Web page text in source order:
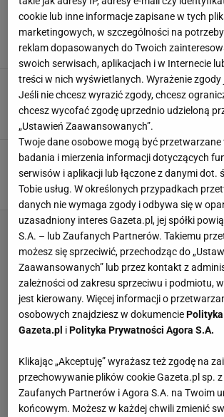
Legenda wskazuje palcem:
Australian Open
Szymon Mańkowski,26
W Rosji wrze po tym, co się
żadnych perspektyw"
Hubert Rybkowski, 26 STYCZNIA
Legenda nie dowierza po tym,
Australian Open
Marcin Jaz, 18 STYCZNIA 2026, 18:34
cookie lub inne informacje zapisane w tych
marketingowych, w szczególności na
reklam dopasowanych do Twoich
swoich serwisach, aplikacjach i w Internecie
treści w nich wyświetlanych. Wyrażenie
Jeśli nie chcesz wyrazić zgody, chcesz
chcesz wycofać zgodę uprzednio udzieloną
„Ustawień Zaawansowanych”.
Twoje dane osobowe mogą być przetwarzane
badania i mierzenia informacji dotyczących
serwisów i aplikacji lub łączone z danymi dot.
Tobie usług. W określonych przypadkach
danych nie wymaga zgody i odbywa się w
uzasadniony interes Gazeta.pl, jej spółki
S.A. – lub Zaufanych Partnerów. Takiemu
możesz się sprzeciwić, przechodząc do
Zaawansowanych” lub przez kontakt z
zależności od zakresu sprzeciwu i podmiotu,
jest kierowany. Więcej informacji o
osobowych znajdziesz w dokumencie
Gazeta.pl iPolityka Prywatności Agora S.A.
Klikając „Akceptuję” wyrażasz też zgodę na
przechowywanie plików cookie Gazeta.pl sp. z
Zaufanych Partnerów i Agora S.A. na Twoim
końcowym. Możesz w każdej chwili zmienić